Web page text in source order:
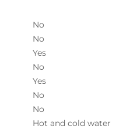
No
No
Yes
No
Yes
No
No
Hot and cold water